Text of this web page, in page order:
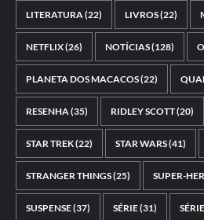
LITERATURA(22) LIVROS(22)
NETFLIX(26) NOTÍCIAS(128)
PLANETA DOS MACACOS(22)
RESENHA(35) RIDLEY SCOTT(20)
STAR TREK(22) STAR WARS(41)
STRANGER THINGS(25) SUPER-
SUSPENSE(37) SÉRIE(31)